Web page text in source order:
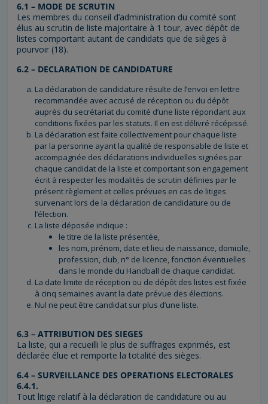
6.1 – MODE DE SCRUTIN
Les membres du conseil d’administration du comité sont
élus au scrutin de liste majoritaire à 1 tour, avec dépôt de
listes comportant autant de candidats que de sièges à
pourvoir (18).
6.2 – DECLARATION DE CANDIDATURE
La déclaration de candidature résulte de l’envoi en lettre
recommandée avec accusé de réception ou du dépôt
auprès du secrétariat du comité d’une liste répondant aux
conditions fixées par les statuts. Il en est délivré récépissé.
La déclaration est faite collectivement pour chaque liste
par la personne ayant la qualité de responsable de liste et
accompagnée des déclarations individuelles signées par
chaque candidat de la liste et comportant son engagement
écrit à respecter les modalités de scrutin définies par le
présent règlement et celles prévues en cas de litiges
survenant lors de la déclaration de candidature ou de
l’élection.
La liste déposée indique :
le titre de la liste présentée,
les nom, prénom, date et lieu de naissance, domicile,
profession, club, n° de licence, fonction éventuelles
dans le monde du Handball de chaque candidat.
La date limite de réception ou de dépôt des listes est fixée
à cinq semaines avant la date prévue des élections.
Nul ne peut être candidat sur plus d’une liste.
6.3 – ATTRIBUTION DES SIEGES
La liste, qui a recueilli le plus de suffrages exprimés, est
déclarée élue et remporte la totalité des sièges.
6.4 – SURVEILLANCE DES OPERATIONS ELECTORALES
6.4.1.
Tout litige relatif à la déclaration de candidature ou au